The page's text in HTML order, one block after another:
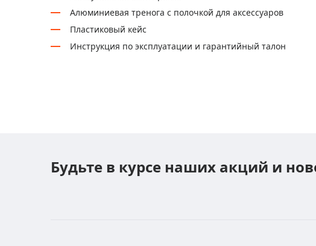
Алюминиевая тренога с полочкой для аксессуаров
Пластиковый кейс
Инструкция по эксплуатации и гарантийный талон
Будьте в курсе наших акций и